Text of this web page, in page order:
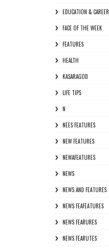
EDUCATION & CAREER
FACE OF THE WEEK
FEATURES
HEALTH
KASARAGOD
LIFE TIPS
N
NEES FEATURES
NEW FEATURES
NEWAFEATURES
NEWS
NEWS AND FEATURES
NEWS FEAFEATURES
NEWS FEARURES
NEWS FEARUTES